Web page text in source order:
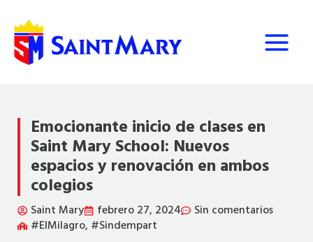
contenido
Emocionante inicio de clases en
Saint Mary School: Nuevos
espacios y renovación en ambos
colegios
Saint Mary febrero 27, 2024
Sin comentarios
#ElMilagro, #Sindempart